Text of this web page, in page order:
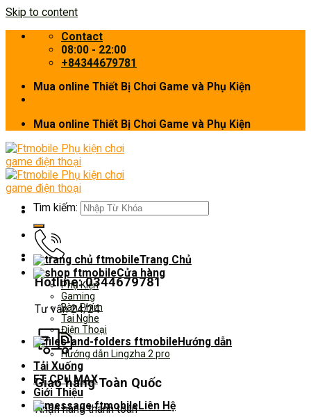
Skip to content
Contact
08:00 - 22:00
+84344679781
Mua online Thiết Bị Chơi Game và Phụ Kiện
Mua online Thiết Bị Chơi Game và Phụ Kiện
Hotline: 0344679781
Tư vấn 24/24
Giao hàng Toàn Quốc
Nhận hàng thanh toán
Tìm kiếm:
Trang Chủ
Cửa hàng
Phụ Kiện
Gaming
Bàn Phím
Tai Nghe
Điện Thoại
Hướng dẫn
Hướng dẫn Lingzha 2 pro
Tải Xuống
FT CPU MAX
Giới Thiệu
Liên Hệ